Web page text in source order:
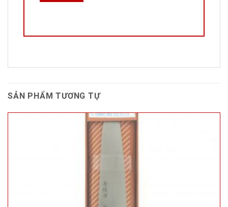
SẢN PHẨM TƯƠNG TỰ